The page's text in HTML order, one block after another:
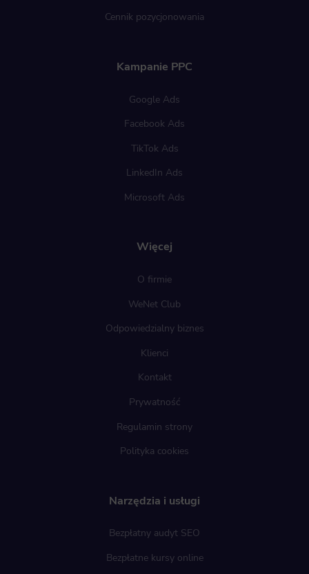
Cennik pozycjonowania
Więcej
O firmie
WeNet Club
Odpowiedzialny biznes
Klienci
Kontakt
Prywatność
Regulamin strony
Polityka cookies
Narzędzia i usługi
Bezpłatny audyt SEO
Bezpłatne kursy online
Kampanie PPC
Google Ads
Facebook Ads
TikTok Ads
LinkedIn Ads
Microsoft Ads